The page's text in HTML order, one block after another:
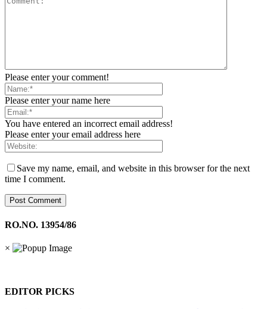
Please enter your comment!
Please enter your name here
You have entered an incorrect email address!
Please enter your email address here
Save my name, email, and website in this browser for the next
time I comment.
RO.NO. 13954/86
×
EDITOR PICKS